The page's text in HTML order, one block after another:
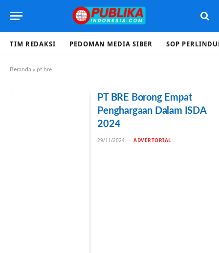
TIM REDAKSI PEDOMAN MEDIA SIBER SOP
Beranda » pt bre
PT BRE Borong Empat
Penghargaan Dalam ISDA
2024
29/11/2024 ADVERTORIAL